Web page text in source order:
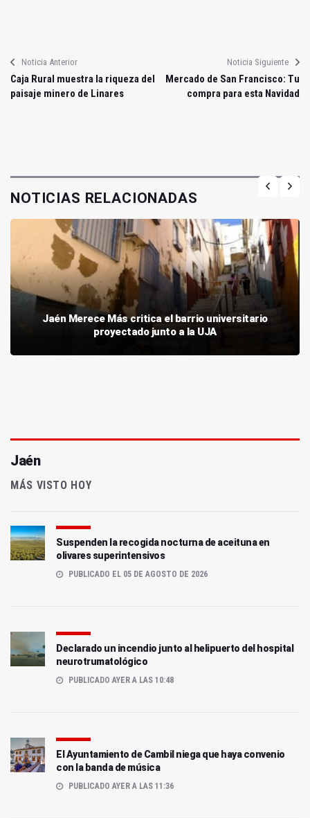
Noticia Anterior
Caja Rural muestra la riqueza del
paisaje minero de Linares
Noticia Siguiente
Mercado de San Francisco: Tu
compra para esta Navidad
NOTICIAS RELACIONADAS
Jaén Merece Más critica el barrio universitario
proyectado junto a la UJA
Jaén
MÁS VISTO HOY
Suspenden la recogida nocturna de aceituna en
olivares superintensivos
PUBLICADO EL 05 DE AGOSTO DE 2026
Declarado un incendio junto al helipuerto del hospital
neurotrumatológico
PUBLICADO AYER A LAS 10:48
El Ayuntamiento de Cambil niega que haya convenio
con la banda de música
PUBLICADO AYER A LAS 11:36